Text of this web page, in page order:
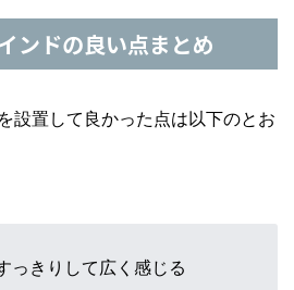
ンドの良い点まとめ
設置して良かった点は以下のとお
っきりして広く感じる